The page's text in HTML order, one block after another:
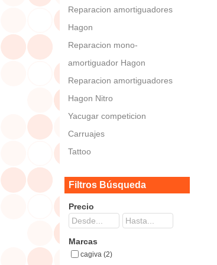
Reparacion amortiguadores
Hagon
Reparacion mono-
amortiguador Hagon
Reparacion amortiguadores
Hagon Nitro
Yacugar competicion
Carruajes
Tattoo
Filtros Búsqueda
Precio
Marcas
cagiva (2)